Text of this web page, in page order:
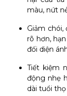
màu, nứt
Giảm
rõ hơn,
đối diện
Tiết kiệm
động nhẹ
dài tuổi